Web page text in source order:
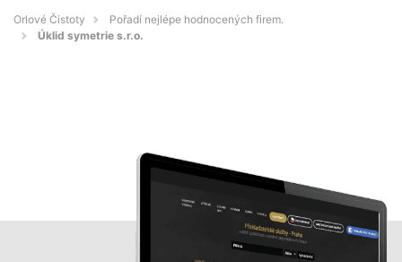
Orlové Čistoty
Pořadí nejlépe hodnocených firem.
Úklid symetrie s.r.o.